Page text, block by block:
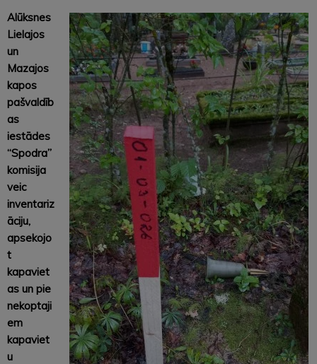
Alūksnes
Lielajos
un
Mazajos
kapos
pašvaldīb
as
iestādes
“Spodra”
komisija
veic
inventariz
āciju,
apsekojo
t
kapaviet
as un pie
nekoptaji
em
kapaviet
u